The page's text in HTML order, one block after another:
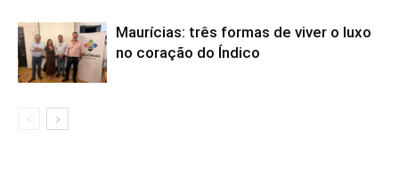
Maurícias: três formas de viver o luxo
no coração do Índico